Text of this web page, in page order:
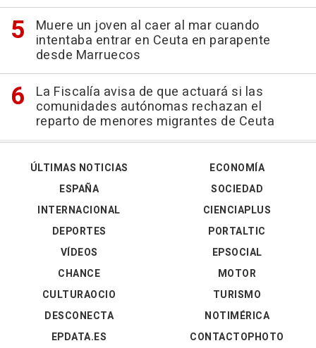
Muere un joven al caer al mar cuando
intentaba entrar en Ceuta en parapente
desde Marruecos
La Fiscalía avisa de que actuará si las
comunidades autónomas rechazan el
reparto de menores migrantes de Ceuta
ÚLTIMAS NOTICIAS
ESPAÑA
INTERNACIONAL
DEPORTES
VÍDEOS
ECONOMÍA
SOCIEDAD
CIENCIAPLUS
PORTALTIC
EPSOCIAL
CHANCE
CULTURAOCIO
DESCONECTA
EPDATA.ES
MOTOR
TURISMO
NOTIMÉRICA
CONTACTOPHOTO